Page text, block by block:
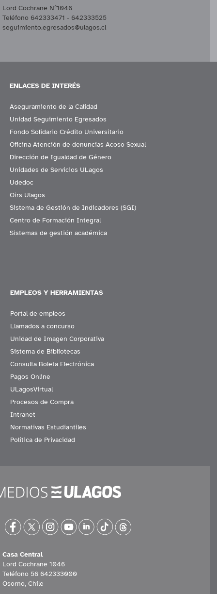
Lord Cochrane Nº1046
Teléfono 642333471 - 642333525
seguimiento.egresados@ulagos.cl
ENLACES DE INTERÉS
Aseguramiento de la Calidad
Unidad Seguimiento Egresados
Fondo Solidario Crédito Universitario
Oficina Atención de denuncias Acoso Sexual
Dirección de Igualdad de Género
Unidades de Servicios ULagos
Udedoc
Oirs Ulagos
Sistema de Gestión de Indicadores (SGI)
Centro de Formación Integral
Sistemas de gestión académica
EMPLEOS Y HERRAMIENTAS
Portal de empleos
Llamados a concurso
Unidad de Imagen Corporativa
Sistema de Bibliotecas
Consulta Boleta Electrónica
Pagos Online
ULagosVirtual
Procesos de Compra
Intranet
Normativas Estudiantiles
Política de Privacidad
Casa Central
Lord Cochrane 1046
Teléfono 56 642333000
Osorno, Chile